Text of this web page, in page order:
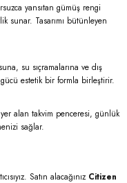
yansıtan gümüş rengi
sunar. Tasarımı bütünleyen
su sıçramalarına ve dış
gücü estetik bir formla birleştirir.
alan takvim penceresi, günlük
sağlar.
Satın alacağınız Citizen